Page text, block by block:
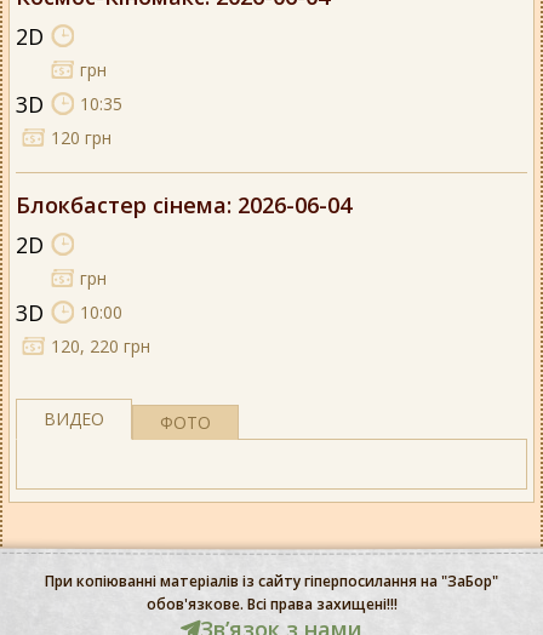
2D
грн
3D
10:35
120 грн
Блокбастер сінема: 2026-06-04
2D
грн
3D
10:00
120, 220 грн
ВИДЕО ФОТО
При копіюванні матеріалів із сайту гіперпосилання на "ЗаБор"
обов'язкове. Всі права захищені!!!
Звʼязок з нами